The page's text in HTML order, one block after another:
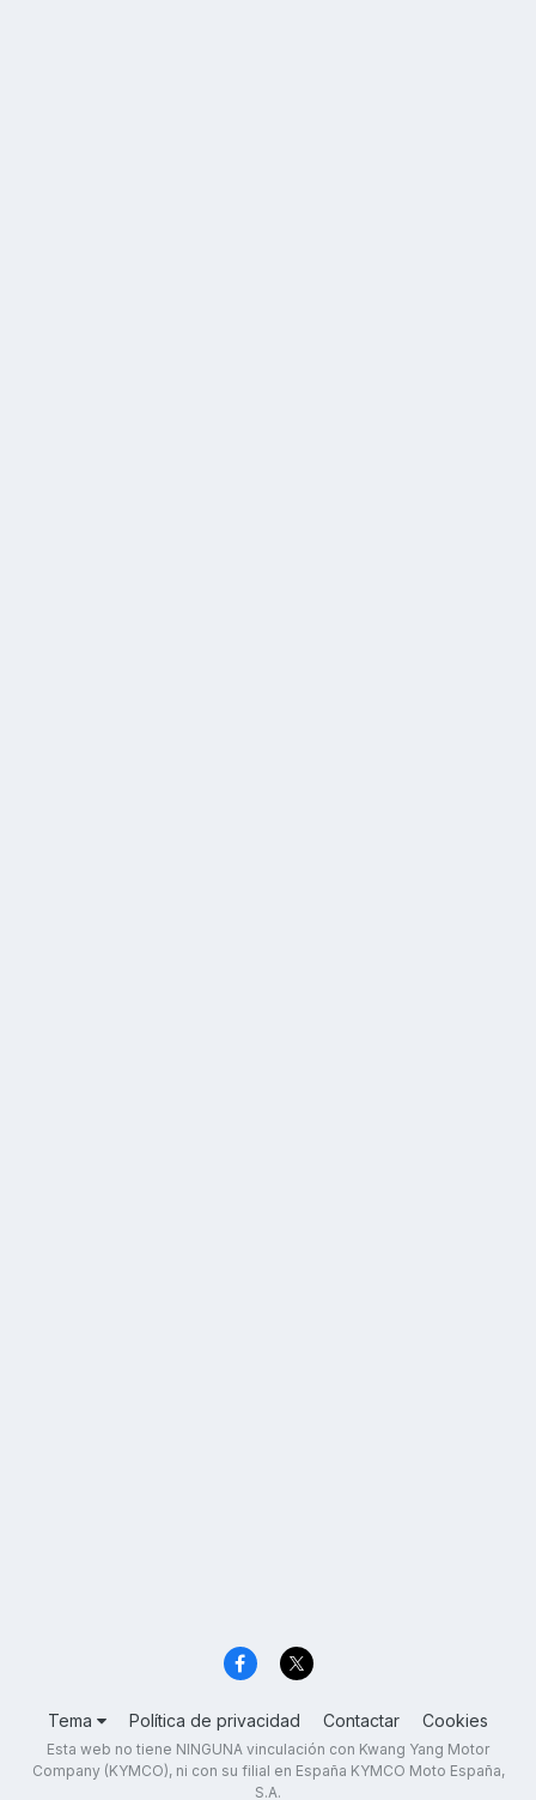
Tema Política de privacidad Contactar Cookies
Esta web no tiene NINGUNA vinculación con Kwang Yang Motor
Company (KYMCO), ni con su filial en España KYMCO Moto España,
S.A.